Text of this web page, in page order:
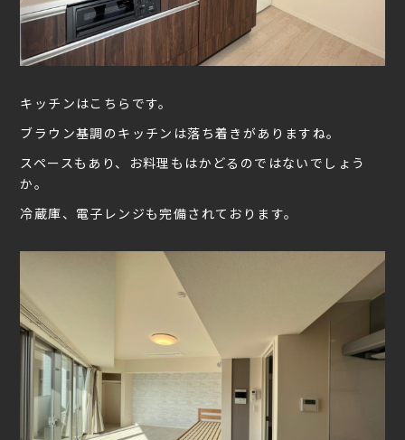
キッチンはこちらです。
ブラウン基調のキッチンは落ち着きがありますね。
スペースもあり、お料理もはかどるのではないでしょう
か。
冷蔵庫、電子レンジも完備されております。